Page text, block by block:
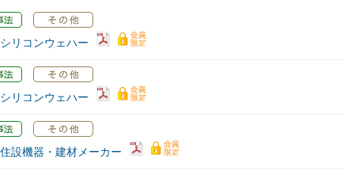
リコンウェハー
リコンウェハー
住設機器・建材メーカー